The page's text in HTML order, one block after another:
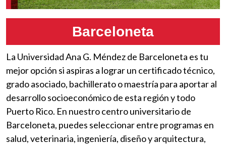
Barceloneta
La Universidad Ana G. Méndez de Barceloneta es tu
mejor opción si aspiras a lograr un certificado técnico,
grado asociado, bachillerato o maestría para aportar al
desarrollo socioeconómico de esta región y todo
Puerto Rico. En nuestro centro universitario de
Barceloneta, puedes seleccionar entre programas en
salud, veterinaria, ingeniería, diseño y arquitectura,